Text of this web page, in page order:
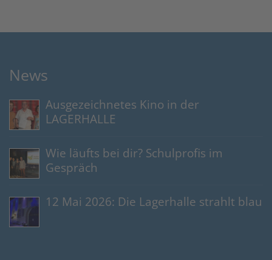
News
Ausgezeichnetes Kino in der
LAGERHALLE
Wie läufts bei dir? Schulprofis im
Gespräch
12 Mai 2026: Die Lagerhalle strahlt blau